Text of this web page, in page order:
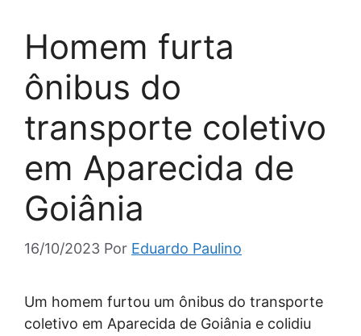
Homem furta
ônibus do
transporte coletivo
em Aparecida de
Goiânia
16/10/2023 Por Eduardo Paulino
Um homem furtou um ônibus do transporte
coletivo em Aparecida de Goiânia e colidiu